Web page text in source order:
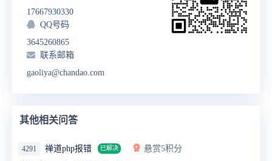
17667930330
QQ号码
3645260865
联系邮箱
gaoliya@chandao.com
其他相关问答
4291 禅道php报错 已解决
悬赏5积分